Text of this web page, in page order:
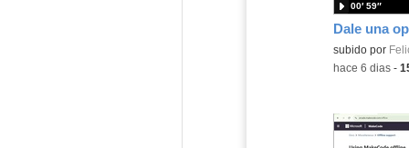
Contenido
subido por
00′ 59″
-hace 6 dias-